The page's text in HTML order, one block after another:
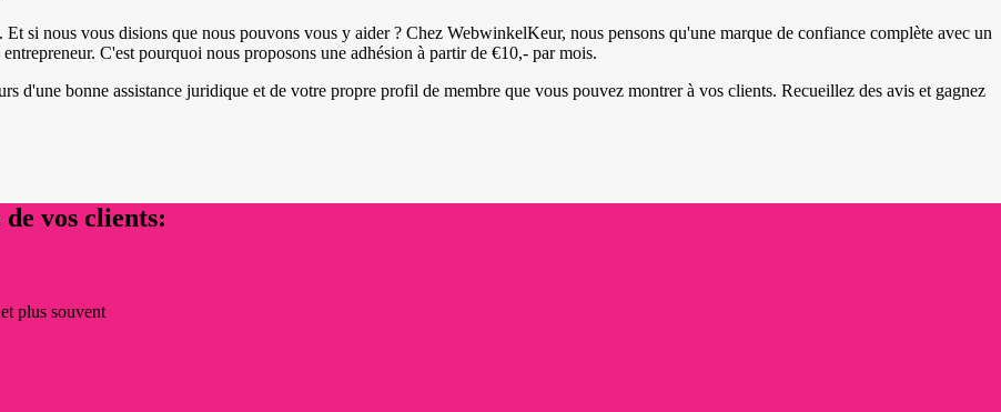
si nous vous disions que nous pouvons vous y aider ? Chez WebwinkelKeur, nous pensons qu'une marque de confiance complète avec un
C'est pourquoi nous proposons une adhésion à partir de €10,- par mois.
d'une bonne assistance juridique et de votre propre profil de membre que vous pouvez montrer à vos clients. Recueillez des avis et gagnez
vos clients:
plus souvent